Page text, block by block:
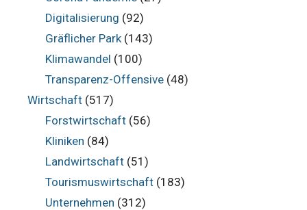
Digitalisierung (92)
Gräflicher Park(143)
Klimawandel (100)
Transparenz-Offensive(48)
Wirtschaft (517)
Forstwirtschaft(56)
Kliniken (84)
Landwirtschaft(51)
Tourismuswirtschaft(183)
Unternehmen (312)